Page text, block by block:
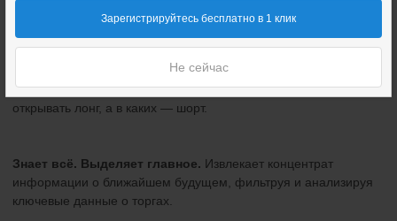
Зарегистрируйтесь бесплатно в 1 клик
Не сейчас
минимум тремя разными алгоритмами.
Пользователь получает готовый результат прямо на графике в
торговом терминале и может быстро принимать решения,
имея перед собой чёткие инструкции: в каких условиях стоит
открывать лонг, а в каких — шорт.
Знает всё. Выделяет главное. Извлекает концентрат
информации о ближайшем будущем, фильтруя и анализируя
ключевые данные о торгах.